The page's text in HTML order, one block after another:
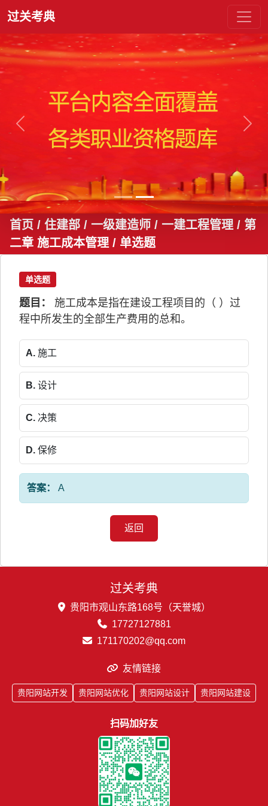
过关考典
上一张 下一
首页 / 住建部 / 一级建造师 / 一建工程管理 / 第
二章 施工成本管理 / 单选题
单选题
题目：
施工成本是指在建设工程项目的（ ）过
程中所发生的全部生产费用的总和。
A. 施工
B. 设计
C. 决策
D. 保修
答案： A
返回
过关考典
贵阳市观山东路168号（天誉城）
17727127881
171170202@qq.com
友情链接
贵阳网站开发 贵阳网站优化 贵阳网站设计 贵阳网站建设
扫码加好友